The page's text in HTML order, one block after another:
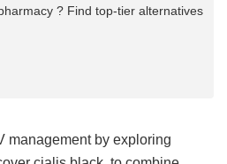
? Find top-tier alternatives
management by exploring